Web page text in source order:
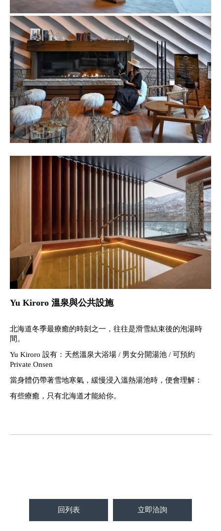
Yu Kiroro 溫泉與公共設施
北海道冬季最療癒的時刻之一，往往是滑雪結束後的泡湯時
間。
Yu Kiroro 設有：天然溫泉大浴場 / 男女分開湯池 / 可預約
Private Onsen
當身體仍帶著雪地寒氣，緩慢浸入溫熱湯池時，便會理解：
有些療癒，只有北海道才能給你。
回列表 立即洽詢